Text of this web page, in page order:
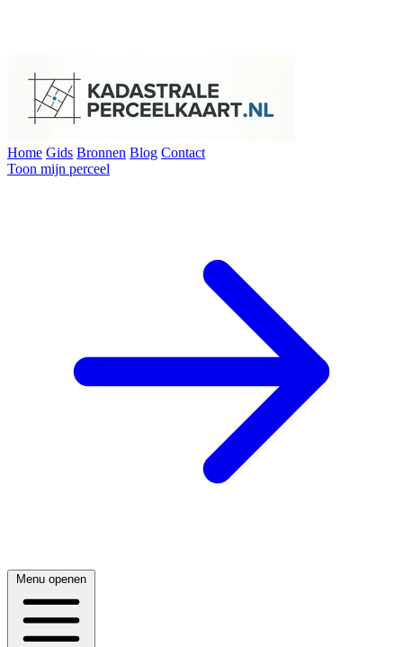
Home Gids Bronnen Blog Contact
Toon mijn perceel
Menu openen